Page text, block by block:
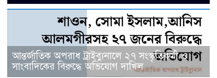
আন্তর্জাতিক অপরাধ ট্রাইব্যুনালে ২৭ সংস্কৃতিকর্মী ও
সাংবাদিকের বিরুদ্ধে অভিযোগ দাখিল